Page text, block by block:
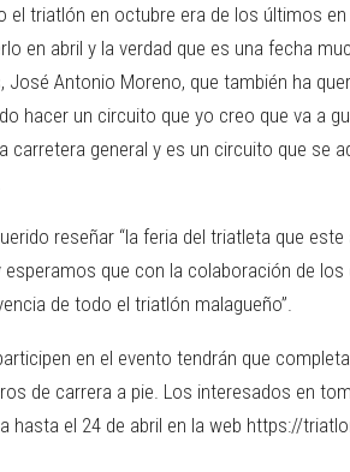
el triatlón en octubre era de los últimos
en abril y la verdad que es una fecha
José Antonio Moreno, que también ha
hacer un circuito que yo creo que va a
carretera general y es un circuito que se
reseñar “la feria del triatleta que
que con la colaboración de
de todo el triatlón malagueño”.
en el evento tendrán que
de carrera a pie. Los interesados en
hasta el 24 de abril en la web https://